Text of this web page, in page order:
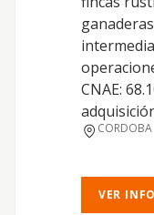
CNAE:
CORDOBA
VER